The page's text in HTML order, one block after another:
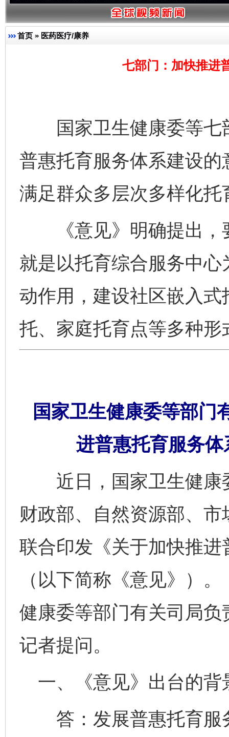
首页 » 医药医疗/康养
七部门：加快推进
国家卫生健康委等七
普惠托育服务体系建设
满足群众多层次多样化托
《意见》明确提出，
就是以托育综合服务中
动作用，建设社区嵌入
托、家庭托育点等多种
国家卫生健康委等部门
进普惠托育服务
近日，国家卫生健康
财政部、自然资源部、
联合印发《关于加快推
（以下简称《意见》）
健康委等部门有关司局
记者提问。
一、《意见》出台的背
答：发展普惠托育服